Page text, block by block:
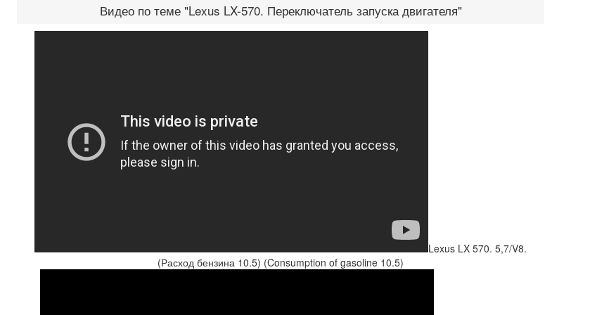
Видео по теме "Lexus LX-570. Переключатель запуска двигателя"
Lexus LX 570. 5,7/V8.
(Расход бензина 10.5) (Consumption of gasoline 10.5)